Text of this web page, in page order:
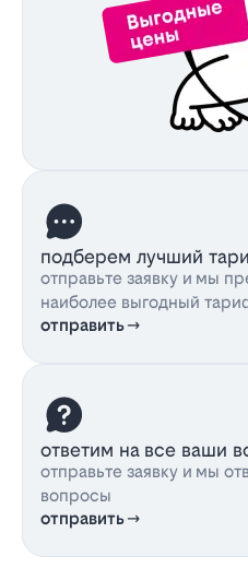
подберем лучший
отправьте заявку и мы
наиболее выгодный
отправить
ответим на все ваши
отправьте заявку и мы
вопросы
отправить